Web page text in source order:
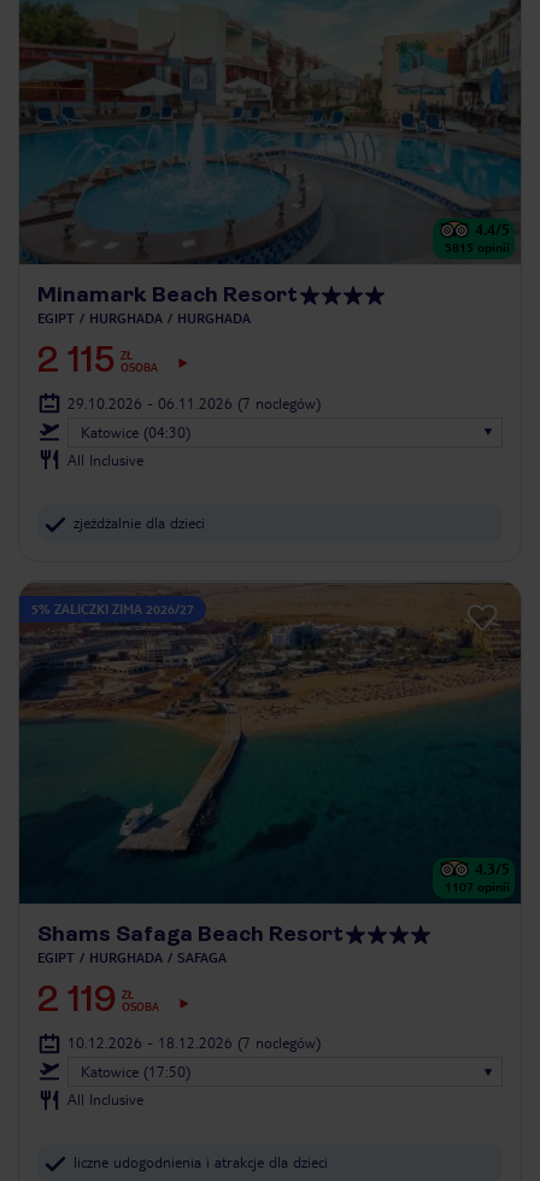
4.4/5
5815 opinii
Minamark Beach Resort
EGIPT HURGHADA HURGHADA
2 115 ZŁ
OSOBA
29.10.2026 - 06.11.2026 (7 noclegów)
Katowice (04:30)
All Inclusive
zjeżdżalnie dla dzieci
5% ZALICZKI ZIMA 2026/27
4.3/5
1107 opinii
Shams Safaga Beach Resort
EGIPT HURGHADA SAFAGA
2 119 ZŁ
OSOBA
10.12.2026 - 18.12.2026 (7 noclegów)
Katowice (17:50)
All Inclusive
liczne udogodnienia i atrakcje dla dzieci